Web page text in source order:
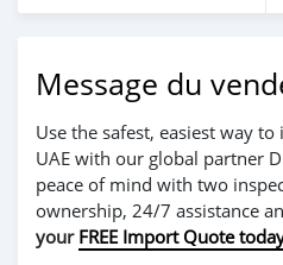
Message du
Use the safest, easiest way
UAE with our global partner
peace of mind with two
ownership, 24/7 assistance
your FREE Import Quote